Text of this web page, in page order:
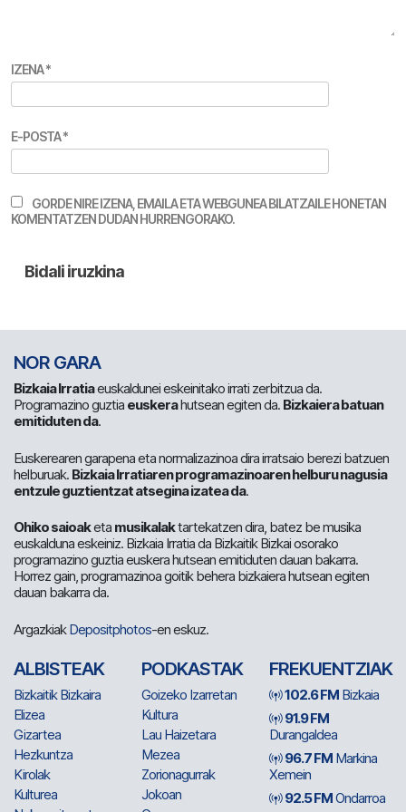
IZENA*
E-POSTA*
GORDE NIRE IZENA, EMAILA ETA WEBGUNEA BILATZAILE HONETAN
KOMENTATZEN DUDAN HURRENGORAKO.
NOR GARA
Bizkaia Irratiaeuskaldunei eskeinitako irrati zerbitzua da.
Programazino guztia euskerahutsean egiten da. Bizkaiera batuan
emitiduten da.
Euskerearen garapena eta normalizazinoa dira irratsaio berezi batzuen
helburuak. Bizkaia Irratiaren programazinoaren helburu nagusia
entzule guztientzat atsegina izatea da.
Ohiko saioaketa musikalaktartekatzen dira, batez be musika
euskalduna eskeiniz. Bizkaia Irratia da Bizkaitik Bizkai osorako
programazino guztia euskera hutsean emitiduten dauan bakarra.
Horrez gain, programazinoa goitik behera bizkaiera hutsean egiten
dauan bakarra da.
ArgazkiakDepositphotos-en eskuz.
ALBISTEAK
Bizkaitik Bizkaira
Elizea
Gizartea
Hezkuntza
Kirolak
Kulturea
PODKASTAK
Goizeko Izarretan
Kultura
Lau Haizetara
Mezea
Zorionagurrak
Jokoan
FREKUENTZIAK
102.6 FM Bizkaia
91.9 FM
Durangaldea
96.7 FM Markina
Xemein
92.5 FMOndarroa